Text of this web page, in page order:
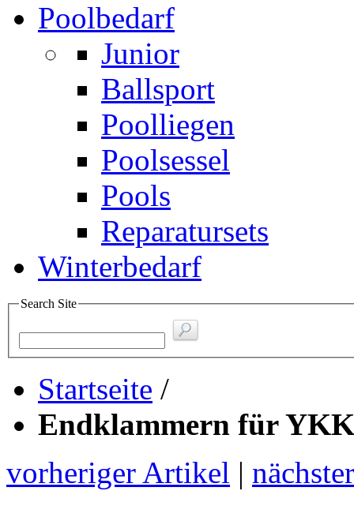
Poolbedarf
Junior
Ballsport
Poolliegen
Poolsessel
Pools
Reparatursets
Winterbedarf
Search Site
Startseite /
Endklammern für
vorheriger Artikel |